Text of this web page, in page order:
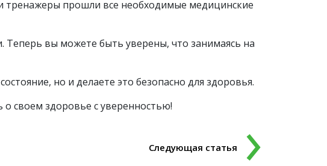
тренажеры прошли все необходимые медицинские
Теперь вы можете быть уверены, что занимаясь на
но и делаете это безопасно для здоровья.
своем здоровье с уверенностью!
Следующая статья